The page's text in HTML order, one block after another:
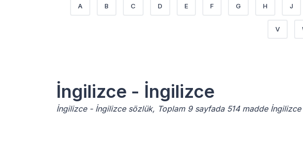
A B C D E F G H J
V
İngilizce - İngilizce
İngilizce - İngilizce sözlük, Toplam 9 sayfada 514 madde İngilizce